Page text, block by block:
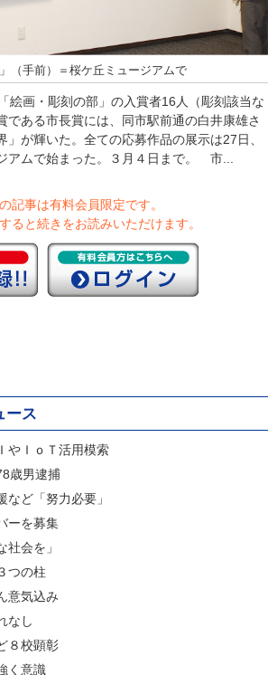
（手前）＝桜ケ丘ミュージアムで
絵画・彫刻の部」の入賞者16人（彫刻該当な
である市長賞には、同市駅前通の白井康雄さ
」が輝いた。全ての応募作品の展示は27日、
アムで始まった。３月４日まで。 市...
記事は有料会員限定です。
ると続きをお読みいただけます。
ース
やＩｏＴ活用模索
歳男逮捕
など「努力必要」
ーを募集
社会を」
つの柱
意気込み
なし
８校顕彰
く意識